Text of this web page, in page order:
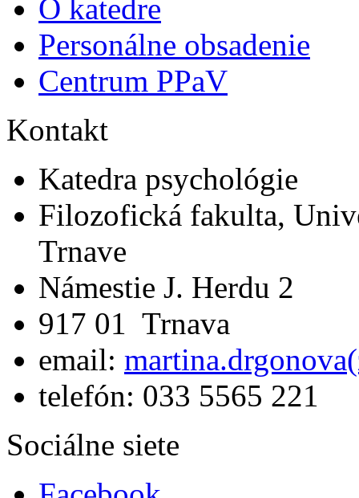
O katedre
Personálne obsadenie
Centrum PPaV
Kontakt
Katedra psychológie
Filozofická fakulta,
Trnave
Námestie J. Herdu 2
917 01 Trnava
email:
telefón: 033 5565 221
Sociálne siete